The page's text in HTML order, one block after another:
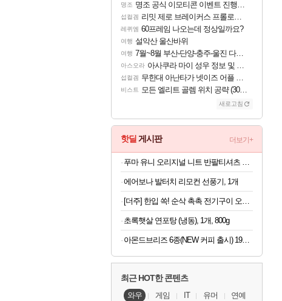
명조 명조 공식 이모티콘 이벤트 진행해봤습니다! 참여부터 추첨까지????
섭컬겜 리밋 제로 브레이커스 프롤로그 테스트 후기 영상 업로드
레퀴엠 60프레임 나오는데 정상일까요?
여행 설악산 울산바위
여행 7월~8월 부산-단양-충주-울진 다녀왔어요~
아스오라 아사쿠라 마이 성우 정보 및 주요 필모
섭컬겜 무한대 아난타가 넷이즈 어플 달력에 일정 등록
비스트 모든 엘리트 골렘 위치 공략 (30개) - 방랑 결투가
새로고침
핫딜 게시판 더보기+
에어보나 발터치 리모컨 선풍기, 1개
초록햇살 연포탕 (냉동), 1개, 800g
아몬드브리즈 6종(NEW 커피 출시) 190ML/950ML 10팩/24팩/48팩 중 택 1
최근 HOT한 콘텐츠
와우 게임 IT 유머 연예